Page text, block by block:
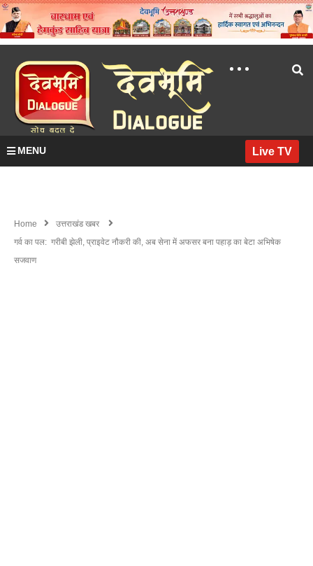
MENU Live TV
Home
उत्तराखंड खबर
गर्व का पल: गरीबी झेली, प्राइवेट नौकरी की, अब सेना में अफसर बना पहाड़ का बेटा अभिषेक
सजवाण